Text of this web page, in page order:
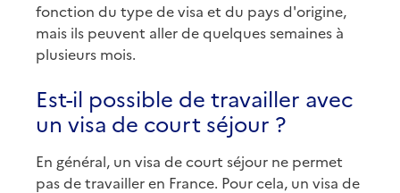
fonction du type de visa et du pays d'origine,
mais ils peuvent aller de quelques semaines à
plusieurs mois.
Est-il possible de travailler avec
un visa de court séjour ?
En général, un visa de court séjour ne permet
pas de travailler en France. Pour cela, un visa de